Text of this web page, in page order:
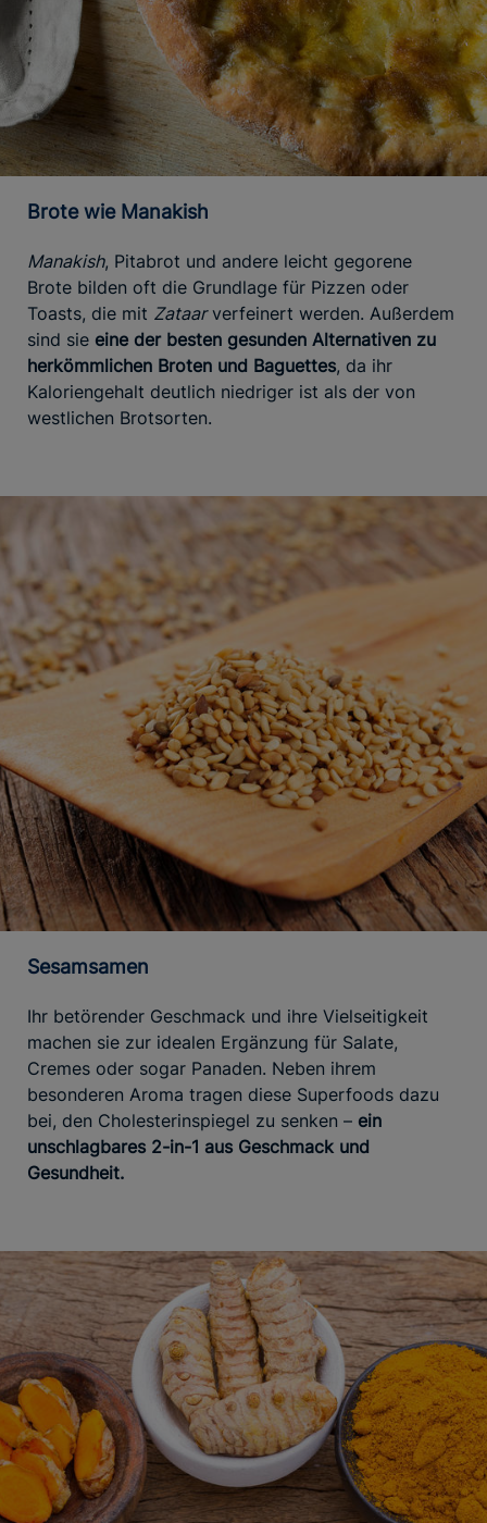
Brote wie Manakish
Manakish, Pitabrot und andere leicht gegorene
Brote bilden oft die Grundlage für Pizzen oder
Toasts, die mit Zataarverfeinert werden. Außerdem
sind sie eine der besten gesunden Alternativen zu
herkömmlichen Broten und Baguettes, da ihr
Kaloriengehalt deutlich niedriger ist als der von
westlichen Brotsorten.
Sesamsamen
Ihr betörender Geschmack und ihre Vielseitigkeit
machen sie zur idealen Ergänzung für Salate,
Cremes oder sogar Panaden. Neben ihrem
besonderen Aroma tragen diese Superfoods dazu
bei, den Cholesterinspiegel zu senken – ein
unschlagbares 2-in-1 aus Geschmack und
Gesundheit.